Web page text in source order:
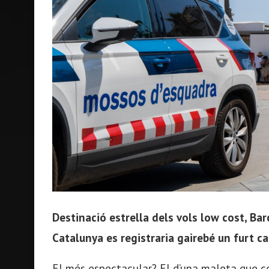
Destinació estrella dels vols low cost,
Catalunya es registraria gairebé un furt